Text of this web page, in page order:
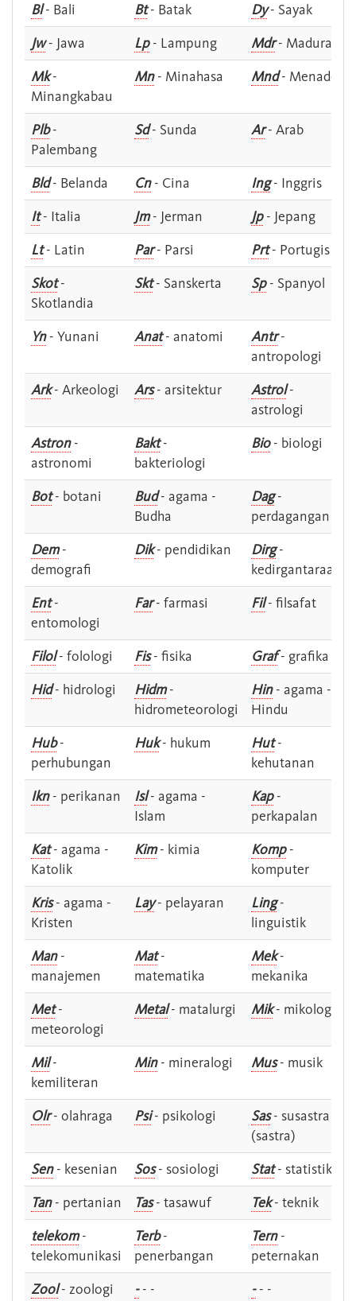
Bl- Bali Bt- Batak Dy- Sayak
Jw- Jawa Lp- Lampung Mdr- Madura
Mk-
Minangkabau
Mn- Minahasa Mnd- Menado
Plb-
Palembang
Sd- Sunda Ar- Arab
Bld- Belanda Cn- Cina Ing- Inggris
It- Italia Jm- Jerman Jp- Jepang
Lt- Latin Par- Parsi Prt- Portugis
Skot-
Skotlandia
Skt- Sanskerta Sp- Spanyol
Yn- Yunani Anat- anatomi Antr-
antropologi
Ark- Arkeologi Ars- arsitektur Astrol-
astrologi
Astron-
astronomi
Bakt-
bakteriologi
Bio- biologi
Bot- botani Bud- agama -
Budha
Dag-
perdagangan
Dem-
demografi
Dik- pendidikan Dirg-
kedirgantaraan
Ent-
entomologi
Far- farmasi Fil- filsafat
Filol- folologi Fis- fisika Graf- grafika
Hid- hidrologi Hidm-
hidrometeorologi
Hin- agama -
Hindu
Hub-
perhubungan
Huk- hukum Hut-
kehutanan
Ikn- perikanan Isl- agama -
Islam
Kap-
perkapalan
Kat- agama -
Katolik
Kim- kimia Komp-
komputer
Kris- agama -
Kristen
Lay- pelayaran Ling-
linguistik
Man-
manajemen
Mat-
matematika
Mek-
mekanika
Met-
meteorologi
Metal- matalurgi Mik- mikologi
Mil-
kemiliteran
Min- mineralogi Mus- musik
Olr- olahraga Psi- psikologi Sas- susastra -
(sastra)
Sen- kesenian Sos- sosiologi Stat- statistik
Tan- pertanian Tas- tasawuf Tek- teknik
telekom-
telekomunikasi
Terb-
penerbangan
Tern-
peternakan
Zool- zoologi -- - -- -